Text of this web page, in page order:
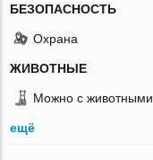
БЕЗОПАСНОСТЬ
Охрана
ЖИВОТНЫЕ
Можно с животными
ещё